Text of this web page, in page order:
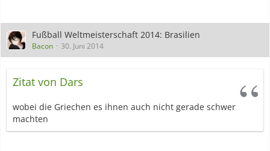
Fußball Weltmeisterschaft 2014: Brasilien
Bacon 30. Juni 2014
Zitat von Dars
wobei die Griechen es ihnen auch nicht gerade schwer
machten